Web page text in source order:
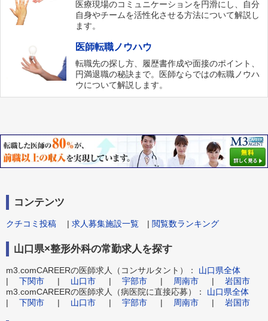
医療現場のコミュニケーションを円滑にし、自分
自身やチームを活性化させる方法について解説し
ます。
医師転職ノウハウ
転職先の探し方、履歴書作成や面接のポイント、
円満退職の秘訣まで。医師ならではの転職ノウハ
ウについて解説します。
コンテンツ
クチコミ投稿 | 求人募集施設一覧 | 閲覧数ランキング
山口県×整形外科の常勤求人を探す
m3.comCAREERの医師求人（コンサルタント）： 山口県全体
| 下関市 | 山口市 | 宇部市 | 周南市 | 岩国市
m3.comCAREERの医師求人（病医院に直接応募）： 山口県全体
| 下関市 | 山口市 | 宇部市 | 周南市 | 岩国市